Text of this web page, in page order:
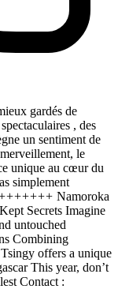
gardés de
, des
un sentiment de
le
unique au cœur du
simplement
++++++ Namoroka
Secrets Imagine
untouched
Combining
offers a unique
This year, don’t
Contact :